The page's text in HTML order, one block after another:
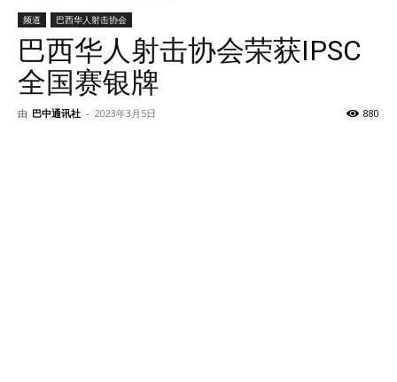
频道 巴西华人射击协会
巴西华人射击协会荣获IPSC
全国赛银牌
由 巴中通讯社 - 2023年3月5日 880